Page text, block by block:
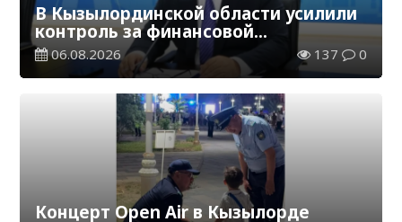
В Кызылординской области усилили
контроль за финансовой
дисциплиной
06.08.2026 137 0
Концерт Open Air в Кызылорде